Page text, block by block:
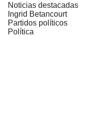
Noticias destacadas
Ingrid Betancourt
Partidos políticos
Política